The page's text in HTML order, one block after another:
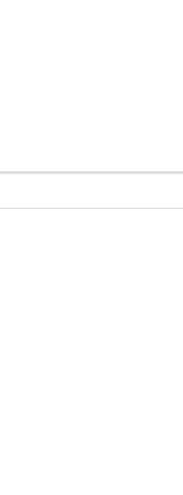
pièces offrant de